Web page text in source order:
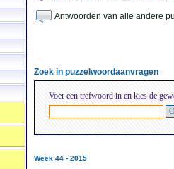
Antwoorden van alle andere
Zoek in puzzelwoordaanvragen
Voer een trefwoord in en kies de
Week 44 - 2015